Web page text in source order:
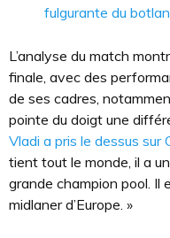
fulgurante du
L’analyse du match
finale, avec des
de ses cadres,
pointe du doigt une
Vladi a pris le dessus sur
tient tout le monde, il a
grande champion pool. Il
midlaner d’Europe. »